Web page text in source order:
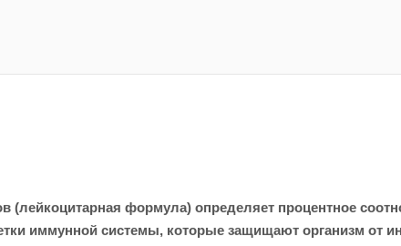
формула) определяет процентное
иммунной системы, которые защищают организм от